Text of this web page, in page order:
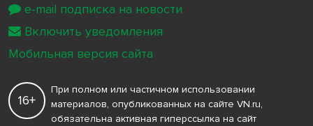
16+
При полном или частичном использовании
материалов, опубликованных на сайте VN.ru,
обязательна активная гиперссылка на сайт
e-mail подписка на новости
Включить уведомления
Мобильная версия сайта